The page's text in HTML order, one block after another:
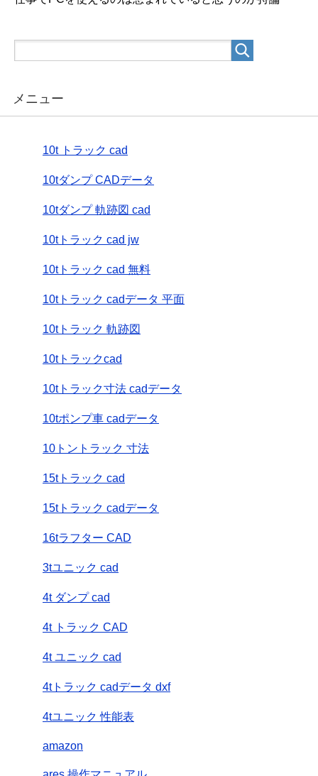
メニュー
10t トラック cad
10tダンプ CADデータ
10tダンプ 軌跡図 cad
10tトラック cad jw
10tトラック cad 無料
10tトラック cadデータ 平面
10tトラック 軌跡図
10tトラックcad
10tトラック寸法 cadデータ
10tポンプ車 cadデータ
10トントラック 寸法
15tトラック cad
15tトラック cadデータ
16tラフター CAD
3tユニック cad
4t ダンプ cad
4t トラック CAD
4t ユニック cad
4tトラック cadデータ dxf
4tユニック 性能表
amazon